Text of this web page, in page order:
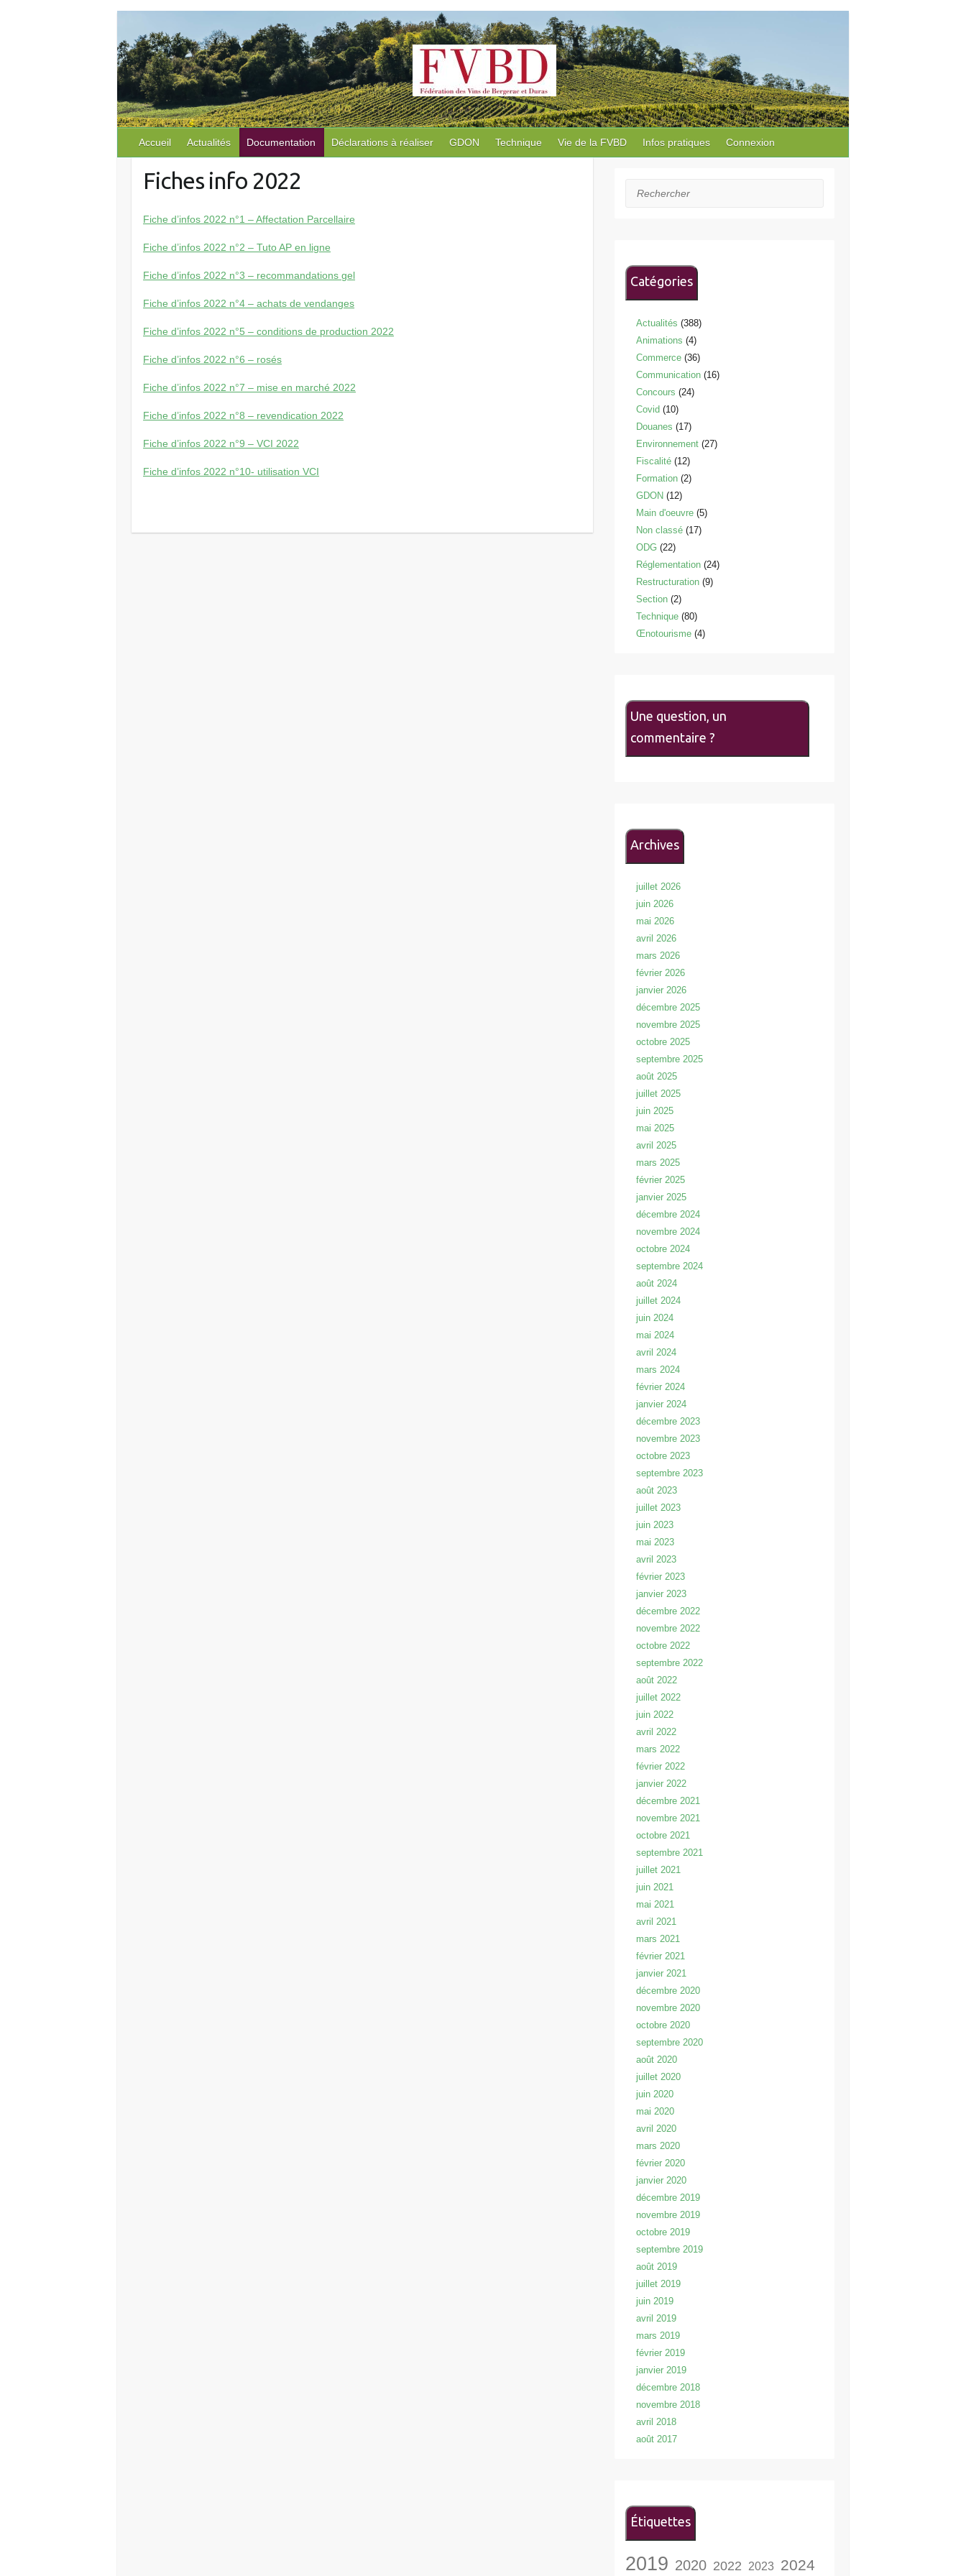
Accueil Actualités Documentation Déclarations à réaliser GDON Technique Vie de la FVBD Infos pratiques Connexion
Fiches info 2022
Fiche d’infos 2022 n°1 – Affectation Parcellaire
Fiche d’infos 2022 n°2 – Tuto AP en ligne
Fiche d’infos 2022 n°3 – recommandations gel
Fiche d’infos 2022 n°4 – achats de vendanges
Fiche d’infos 2022 n°5 – conditions de production 2022
Fiche d’infos 2022 n°6 – rosés
Fiche d’infos 2022 n°7 – mise en marché 2022
Fiche d’infos 2022 n°8 – revendication 2022
Fiche d’infos 2022 n°9 – VCI 2022
Fiche d’infos 2022 n°10- utilisation VCI
Rechercher
Catégories
Actualités (388)
Animations (4)
Commerce(36)
Communication(16)
Concours (24)
Covid (10)
Douanes (17)
Environnement(27)
Fiscalité(12)
Formation(2)
GDON (12)
Main d'oeuvre(5)
Non classé(17)
ODG(22)
Réglementation(24)
Restructuration(9)
Section(2)
Technique(80)
Œnotourisme(4)
Une question, un
commentaire ?
Archives
juillet 2026
juin 2026
mai 2026
avril 2026
mars 2026
février 2026
janvier 2026
décembre 2025
novembre 2025
octobre 2025
septembre 2025
août 2025
juillet 2025
juin 2025
mai 2025
avril 2025
mars 2025
février 2025
janvier 2025
décembre 2024
novembre 2024
octobre 2024
septembre 2024
août 2024
juillet 2024
juin 2024
mai 2024
avril 2024
mars 2024
février 2024
janvier 2024
décembre 2023
novembre 2023
octobre 2023
septembre 2023
août 2023
juillet 2023
juin 2023
mai 2023
avril 2023
février 2023
janvier 2023
décembre 2022
novembre 2022
octobre 2022
septembre 2022
août 2022
juillet 2022
juin 2022
avril 2022
mars 2022
février 2022
janvier 2022
décembre 2021
novembre 2021
octobre 2021
septembre 2021
juillet 2021
juin 2021
mai 2021
avril 2021
mars 2021
février 2021
janvier 2021
décembre 2020
novembre 2020
octobre 2020
septembre 2020
août 2020
juillet 2020
juin 2020
mai 2020
avril 2020
mars 2020
février 2020
janvier 2020
décembre 2019
novembre 2019
octobre 2019
septembre 2019
août 2019
juillet 2019
juin 2019
avril 2019
mars 2019
février 2019
janvier 2019
décembre 2018
novembre 2018
avril 2018
août 2017
Étiquettes
2019 2020 2022 2023
2024